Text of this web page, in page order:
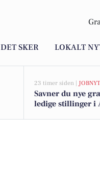
DET SKER LOKALT
23 timer siden | JOBNYT
Savner du nye
ledige stillinger i